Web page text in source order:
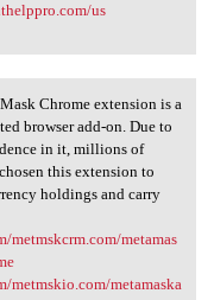
us
Chrome extension is a
browser add-on. Due to
in it, millions of
this extension to
holdings and carry
metmskcrm.com/metamas
metmskio.com/metamaska